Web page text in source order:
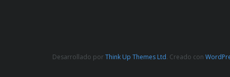
Desarrollado porThink Up Themes Ltd. Creado con